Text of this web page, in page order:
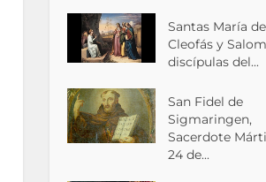
Santas María de
Cleofás y
discípulas del...
San Fidel de
Sigmaringen,
Sacerdote
24 de...